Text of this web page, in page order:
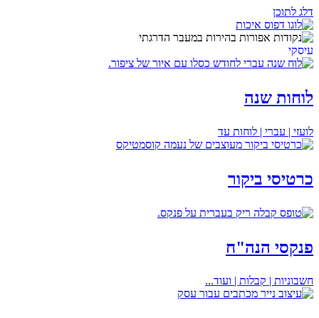
דלג לתוכן
עיסקי
לוחות שנה
לועזי | עברי | לוחות עד
כרטיסי ביקור
פנקסי הנה"ח
חשבוניות | קבלות | ועוד...